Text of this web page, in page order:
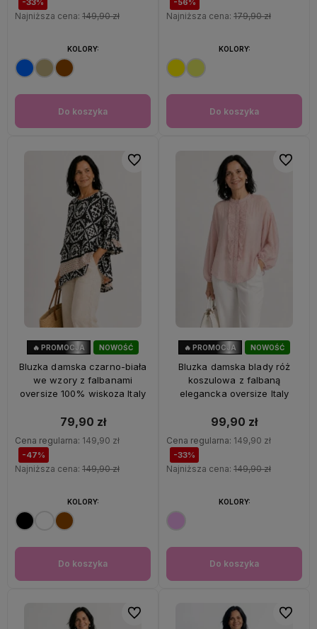
-33%
Najniższa cena: 149,90 zł
Do koszyka
KOLORY:
-56%
Najniższa cena: 179,90 zł
Do koszyka
KOLORY:
NOWOŚĆ
🔥 PROMOCJA
Bluzka damska czarno-biała
we wzory z falbanami
oversize 100% wiskoza Italy
79,90 zł
Cena regularna: 149,90 zł
-47%
Najniższa cena: 149,90 zł
Do koszyka
KOLORY:
Do ulubionych
NOWOŚĆ
🔥 PROMOCJA
Bluzka damska blady róż
koszulowa z falbaną
elegancka oversize Italy
99,90 zł
Cena regularna: 149,90 zł
-33%
Najniższa cena: 149,90 zł
Do koszyka
KOLORY:
Do
Do ulubionych Do